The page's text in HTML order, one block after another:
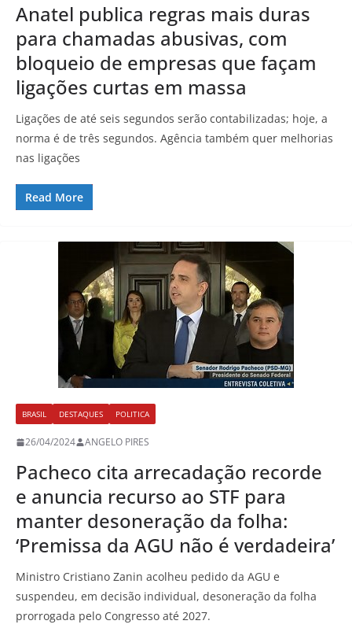
Anatel publica regras mais duras
para chamadas abusivas, com
bloqueio de empresas que façam
ligações curtas em massa
Ligações de até seis segundos serão contabilizadas; hoje, a
norma é de três segundos. Agência também quer melhorias
nas ligações
Read More
BRASIL DESTAQUES POLITICA
26/04/2024 ANGELO PIRES
Pacheco cita arrecadação recorde
e anuncia recurso ao STF para
manter desoneração da folha:
‘Premissa da AGU não é verdadeira’
Ministro Cristiano Zanin acolheu pedido da AGU e
suspendeu, em decisão individual, desoneração da folha
prorrogada pelo Congresso até 2027.